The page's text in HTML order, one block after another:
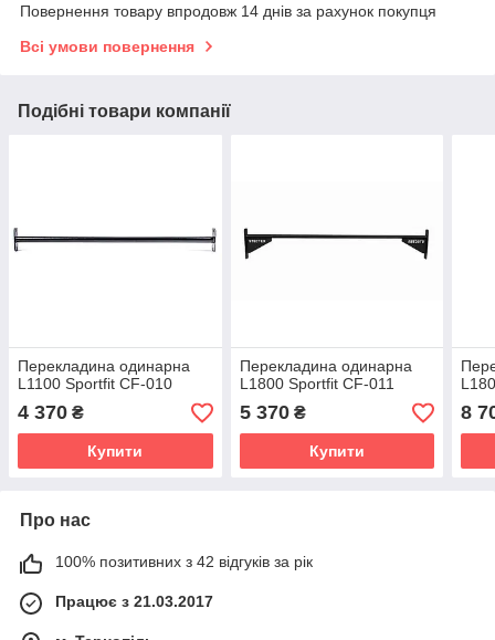
Повернення товару впродовж 14 днів за рахунок покупця
Всі умови повернення
Подібні товари компанії
Перекладина одинарна
L1100 Sportfit CF-010
4 370 ₴
Купити
Перекладина одинарна
L1800 Sportfit CF-011
5 370₴
Купити
8
Про нас
100% позитивних з 42 відгуків за рік
Працює з 21.03.2017